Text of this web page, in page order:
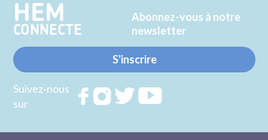
HEM
CONNECTE
Abonnez-vous à notre
newsletter
S'inscrire
Suivez-nous
sur
RejoignezRejoignezRejoignez